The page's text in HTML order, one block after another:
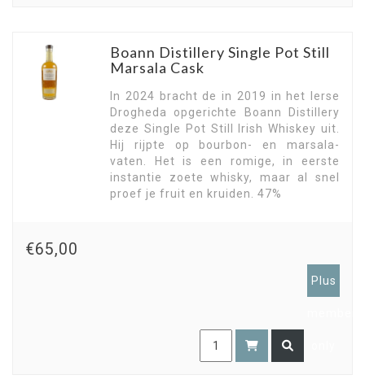
Boann Distillery Single Pot Still
Marsala Cask
In 2024 bracht de in 2019 in het Ierse
Drogheda opgerichte Boann Distillery
deze Single Pot Still Irish Whiskey uit.
Hij rijpte op bourbon- en marsala-
vaten. Het is een romige, in eerste
instantie zoete whisky, maar al snel
proef je fruit en kruiden. 47%
€65,00
Plus